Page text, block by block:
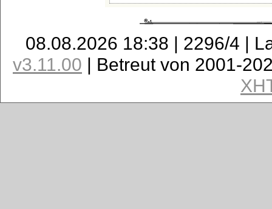
08.08.2026 18:38 | 2296/4 |
v3.11.00 | Betreut von 2001-